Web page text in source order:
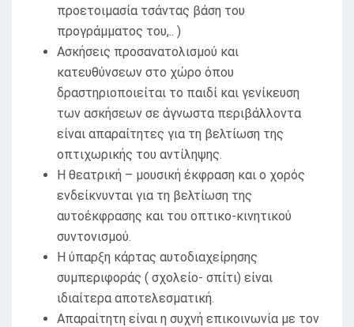
προετοιμασία τσάντας βάση του
προγράμματος του,.. )
Ασκήσεις προσανατολισμού και
κατευθύνσεων στο χώρο όπου
δραστηριοποιείται το παιδί και γενίκευση
των ασκήσεων σε άγνωστα περιβάλλοντα
είναι απαραίτητες για τη βελτίωση της
οπτιχωρικής του αντίληψης.
Η θεατρική – μουσική έκφραση και ο χορός
ενδείκνυνται για τη βελτίωση της
αυτοέκφρασης και του οπτικο-κινητικού
συντονισμού.
Η ύπαρξη κάρτας αυτοδιαχείρησης
συμπεριφοράς ( σχολείο- σπίτι) είναι
ιδιαίτερα αποτελεσματική.
Απαραίτητη είναι η συχνή επικοινωνία με τον